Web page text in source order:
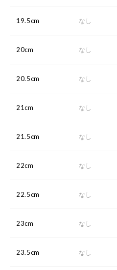
19.5cm なし
20cm なし
20.5cm なし
21cm なし
21.5cm なし
22cm なし
22.5cm なし
23cm なし
23.5cm なし